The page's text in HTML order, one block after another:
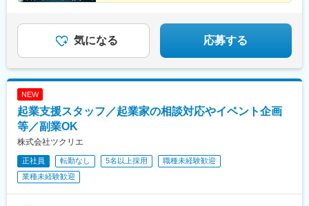
気になる 応募する
NEW
起業支援スタッフ／起業家の相談対応やイベント企画
等／副業OK
株式会社ツクリエ
正社員 転勤なし 5名以上採用
職種未経験歓迎
業種未経験歓迎